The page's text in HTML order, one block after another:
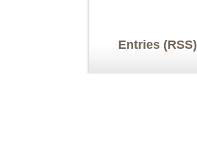
Entries (RSS)